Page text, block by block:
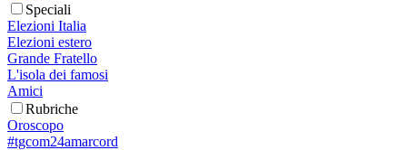
Speciali
Elezioni Italia
Elezioni estero
Grande Fratello
L'isola dei famosi
Amici
Rubriche
Oroscopo
#tgcom24amarcord